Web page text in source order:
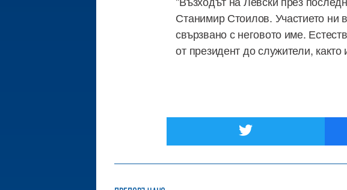
Станимир Стоилов. Участието ни
свързвано с неговото име.
от президент до служители,